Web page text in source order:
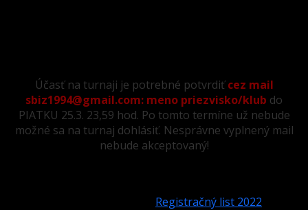
Účasť na turnaji je potrebné potvrdiťcez mail
sbiz1994@gmail.com: meno priezvisko/klub do
PIATKU 25.3. 23,59 hod. Po tomto termíne už nebude
možné sa na turnaj dohlásiť. Nesprávne vyplnený mail
nebude akceptovaný!
Registračný list 2022